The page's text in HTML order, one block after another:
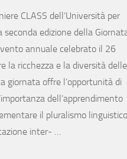
CLASS dell’Università per
edizione della
annuale celebrato il 26
la ricchezza e la diversità delle
giornata offre l’opportunità di
dell’apprendimento
il pluralismo linguistico
inter- …